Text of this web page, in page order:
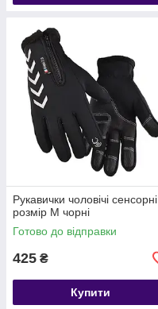
Рукавички чоловічі сенсорні
розмір М чорні
Готово до відправки
425 ₴
Купити